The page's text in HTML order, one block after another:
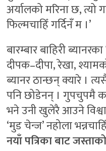
अर्यालको मरिना छ, त्यो
फिल्मचाहिँ गर्दिनँ म ।’
बारम्बार बाहिरी
दीपक–दीपा, रेखा,
ब्यानर ठान्छन् क्यारे ।
पनि छोडेनन् । गुपचुपमै
भने उनी खुलेरै आउने
‘मुड चेन्ज’ नहोला
नयाँ पत्रिका बाट